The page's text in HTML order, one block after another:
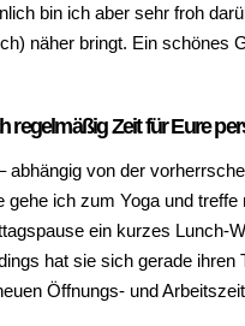
bin ich aber sehr froh
näher bringt. Ein schönes
regelmäßig Zeit für Eure
abhängig von der
gehe ich zum Yoga und
ein kurzes Lunch-
hat sie sich gerade
Öffnungs- und